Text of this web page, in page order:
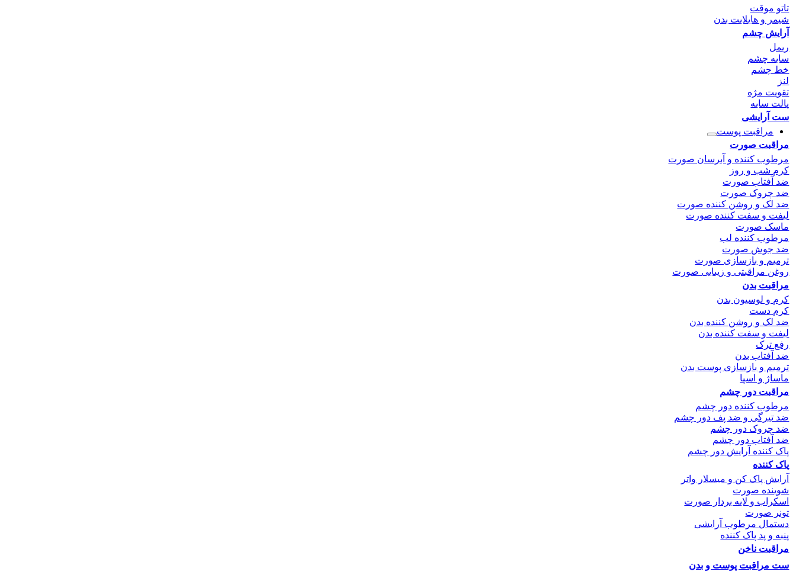
تاتو موقت
شیمر و هایلایت بدن
آرایش چشم
ریمل
سایه چشم
خط چشم
لنز
تقویت مژه
پالت سایه
ست آرایشی
مراقبت پوست
مراقبت صورت
مرطوب کننده و آبرسان صورت
کرم شب و روز
ضد آفتاب صورت
ضد چروک صورت
ضد لک و روشن کننده صورت
لیفت و سفت کننده صورت
ماسک صورت
مرطوب کننده لب
ضد جوش صورت
ترمیم و بازسازی صورت
روغن مراقبتی و زیبایی صورت
مراقبت بدن
کرم و لوسیون بدن
کرم دست
ضد لک و روشن کننده بدن
لیفت و سفت کننده بدن
رفع ترک
ضد آفتاب بدن
ترمیم و بازسازی پوست بدن
ماساژ و اسپا
مراقبت دور چشم
مرطوب کننده دور چشم
ضد تیرگی و ضد پف دور چشم
ضد چروک دور چشم
ضد آفتاب دور چشم
پاک کننده آرایش دور چشم
پاک کننده
آرایش پاک کن و میسلار واتر
شوینده صورت
اسکراب و لایه بردار صورت
تونر صورت
دستمال مرطوب آرایشی
پنبه و پد پاک کننده
مراقبت ناخن
ست مراقبت پوست و بدن